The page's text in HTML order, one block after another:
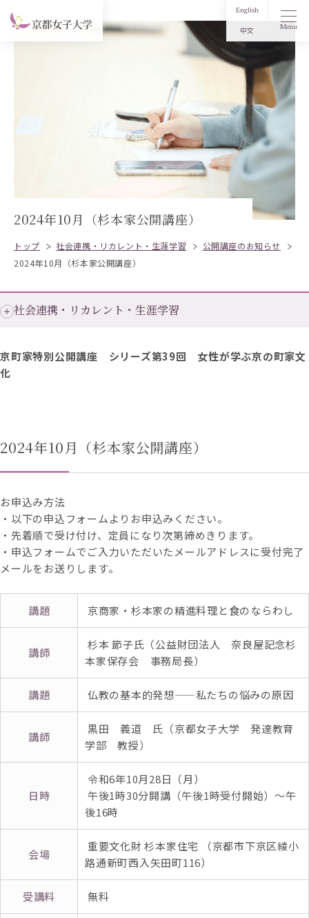
English
中文 Menu
2024年10月（杉本家公開講座）
トップ 社会連携・リカレント・生涯学習
公開講座のお知らせ
2024年10月（杉本家公開講座）
社会連携・リカレント・生涯学習
京町家特別公開講座 シリーズ第39回 女性が学ぶ京の町家文
化
2024年10月（杉本家公開講座）
お申込み方法
・以下の申込フォームよりお申込みください。
・先着順で受け付け、定員になり次第締めきります。
・申込フォームでご入力いただいたメールアドレスに受付完了
メールをお送りします。
講題 京商家・杉本家の精進料理と食のならわし
講師
杉本 節子氏（公益財団法人 奈良屋記念杉
本家保存会 事務局長）
講題 仏教の基本的発想——私たちの悩みの原因
講師
黒田 義道 氏（京都女子大学 発達教育
学部 教授）
日時
令和6年10月28日（月）
午後1時30分開講（午後1時受付開始）～午
後16時
会場
重要文化財 杉本家住宅 （京都市下京区綾小
路通新町西入矢田町116）
受講料 無料